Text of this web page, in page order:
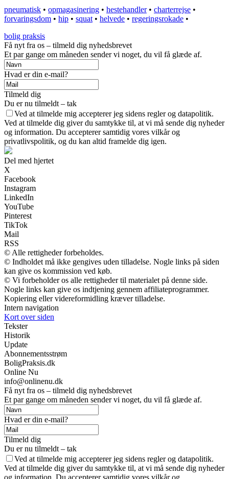
pneumatisk • opmagasinering • hestehandler• charterrejse •
forvaringsdom • hip • squat • helvede • regeringsrokade •
bolig praksis
Få nyt fra os – tilmeld dig nyhedsbrevet
Et par gange om måneden sender vi noget, du vil få glæde af.
Hvad er din e-mail?
Tilmeld dig
Du er nu tilmeldt – tak
Ved at tilmelde mig accepterer jeg sidens regler og datapolitik.
Ved at tilmelde dig giver du samtykke til, at vi må sende dig nyheder
og information. Du accepterer samtidig vores vilkår og
privatlivspolitik, og du kan altid framelde dig igen.
Del med hjertet
X
Facebook
Instagram
LinkedIn
YouTube
Pinterest
TikTok
Mail
RSS
© Alle rettigheder forbeholdes.
© Indholdet må ikke gengives uden tilladelse. Nogle links på siden
kan give os kommission ved køb.
© Vi forbeholder os alle rettigheder til materialet på denne side.
Nogle links kan give os indtjening gennem affiliateprogrammer.
Kopiering eller videreformidling kræver tilladelse.
Intern navigation
Kort over siden
Tekster
Historik
Update
Abonnementsstrøm
BoligPraksis.dk
Online Nu
info@onlinenu.dk
Få nyt fra os – tilmeld dig nyhedsbrevet
Et par gange om måneden sender vi noget, du vil få glæde af.
Hvad er din e-mail?
Tilmeld dig
Du er nu tilmeldt – tak
Ved at tilmelde mig accepterer jeg sidens regler og datapolitik.
Ved at tilmelde dig giver du samtykke til, at vi må sende dig nyheder